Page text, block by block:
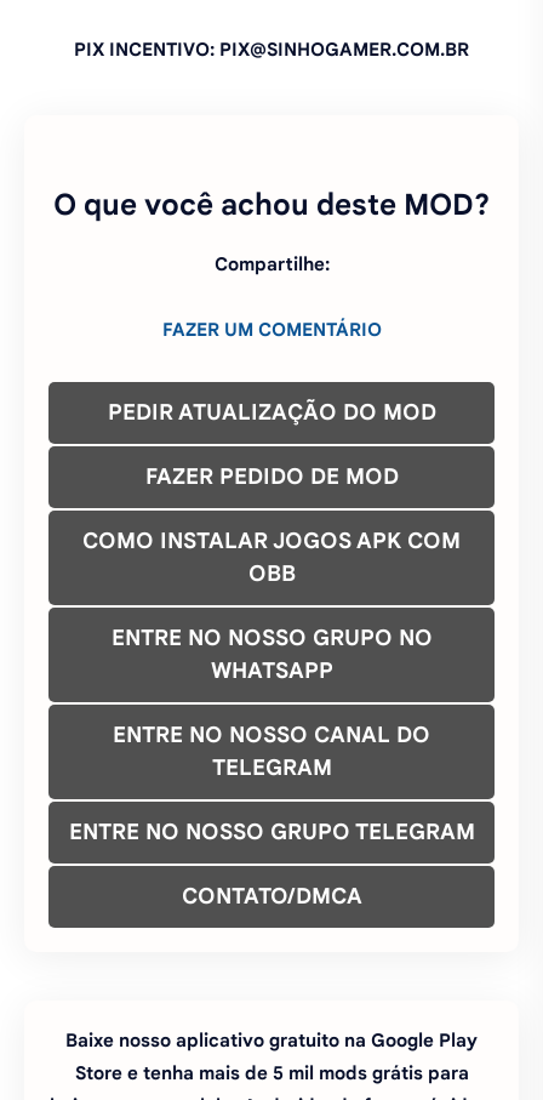
PIX INCENTIVO: PIX@SINHOGAMER.COM.BR
O que você achou deste MOD?
Compartilhe:
FAZER UM COMENTÁRIO
PEDIR ATUALIZAÇÃO DO MOD
FAZER PEDIDO DE MOD
COMO INSTALAR JOGOS APK COM
OBB
ENTRE NO NOSSO GRUPO NO
WHATSAPP
ENTRE NO NOSSO CANAL DO
TELEGRAM
ENTRE NO NOSSO GRUPO TELEGRAM
CONTATO/DMCA
Baixe nosso aplicativo gratuito na Google Play
Store e tenha mais de 5 mil mods grátis para